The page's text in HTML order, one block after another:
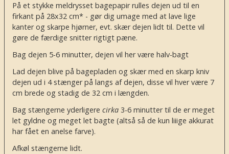
På et stykke meldrysset bagepapir rulles dejen ud til en
firkant på 28x32 cm* - gør dig umage med at lave lige
kanter og skarpe hjørner, evt. skær dejen lidt til. Dette vil
gøre de færdige snitter rigtigt pæne.
Bag dejen 5-6 minutter, dejen vil her være halv-bagt
Lad dejen blive på bagepladen og skær med en skarp kniv
dejen ud i 4 stænger på langs af dejen, disse vil hver være 7
cm brede og stadig de 32 cm i længden.
Bag stængerne yderligere cirka 3-6 minutter til de er meget
let gyldne og meget let bagte (altså så de kun liiige akkurat
har fået en anelse farve).
Afkøl stængerne lidt.